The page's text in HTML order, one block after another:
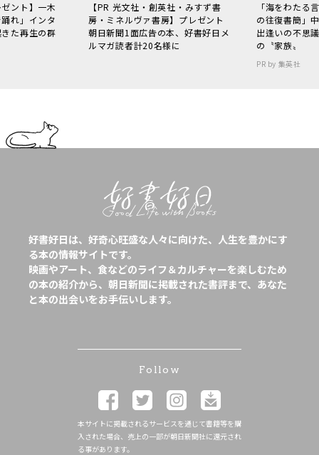
ント】一木
れ」インタ
た再生の群
【PR 光文社・創英社・みすず書
房・ミネルヴァ書房】プレゼント
朝日新聞1面広告の本、好書好日メ
ルマガ読者計20名様に
「海をわた
の往復書簡」
出逢いの不思
の〝家族〟
PR by 集英社
好書好日は、好奇心旺盛な人々に向けた、人生を豊かにす
る本の情報サイトです。
映画やアート、食などのライフ＆カルチャーを楽しむため
の本の紹介から、朝日新聞に掲載された書評まで、あなた
と本の出会いをお手伝いします。
Follow
本サイトに掲載されるサービスを通じて書籍等を購
入された場合、売上の一部が朝日新聞社に還元され
る事があります。